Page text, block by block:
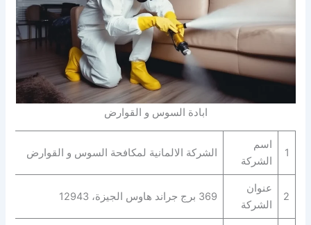
ابادة السوس و القوارض
1
اسم
الشركة
الشركة الالمانية لمكافحة السوس و القوارض
2
عنوان
الشركة
369 برج جراند هاوس الجيزة، 12943